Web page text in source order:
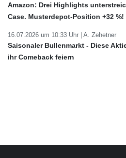
Amazon: Drei Highlights
Case. Musterdepot-Position +32 %!
16.07.2026 um 10:33 Uhr | A. Zehetner
Saisonaler Bullenmarkt - Diese
ihr Comeback feiern